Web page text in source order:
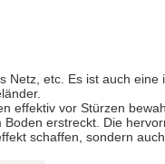
Netz, etc. Es ist auch eine
effektiv vor Stürzen
erstreckt. Die
schaffen, sondern